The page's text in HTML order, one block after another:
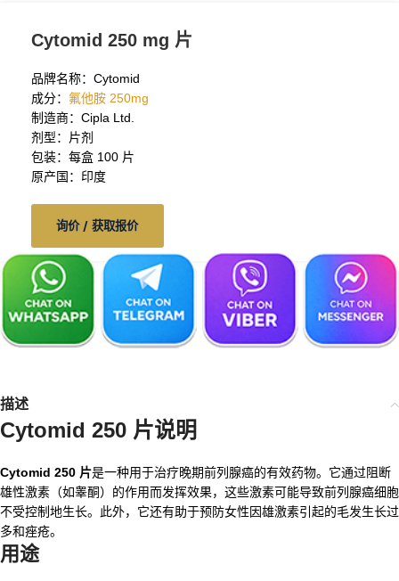
Cytomid 250 mg 片
品牌名称：Cytomid
成分： 氟他胺 250mg
制造商：Cipla Ltd.
剂型：片剂
包装：每盒 100 片
原产国：印度
询价 / 获取报价
描述
Cytomid 250 片说明
Cytomid 250 片是一种用于治疗晚期前列腺癌的有效药物。它通过阻断
雄性激素（如睾酮）的作用而发挥效果，这些激素可能导致前列腺癌细胞
不受控制地生长。此外，它还有助于预防女性因雄激素引起的毛发生长过
多和痤疮。
用途